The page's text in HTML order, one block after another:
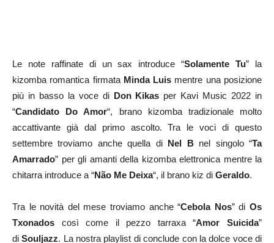
Le note raffinate di un sax introduce “Solamente Tu” la
kizomba romantica firmata Minda Luis mentre una posizione
più in basso la voce di Don Kikas per Kavi Music 2022 in
“Candidato Do Amor“, brano kizomba tradizionale molto
accattivante già dal primo ascolto. Tra le voci di questo
settembre troviamo anche quella di Nel Bnel singolo “Ta
Amarrado” per gli amanti della kizomba elettronica mentre la
chitarra introduce a “Não Me Deixa“, il brano kiz di Geraldo.
Tra le novità del mese troviamo anche “Cebola Nos” diOs
Txonados così come il pezzo tarraxa “Amor Suicida”
diSouljazz. La nostra playlist di conclude con la dolce voce di